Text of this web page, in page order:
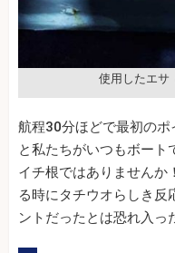
使用したエサ
航程30分ほどで最初の
と私たちがいつもボート
イチ根ではありませんか
る時にタチウオらしき反
ントだったとは恐れ入っ